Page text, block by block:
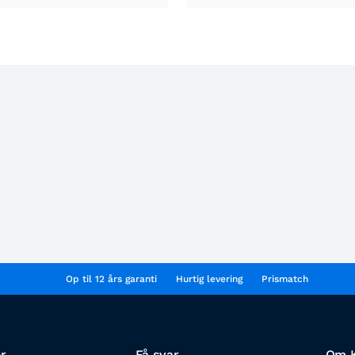
Op til 12 års garanti Hurtig levering Prismatch